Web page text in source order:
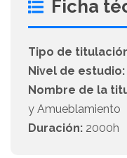
Ficha
Tipo de
Nivel de estudio:
Nombre de la
y Amueblamiento
Duración: 2000h